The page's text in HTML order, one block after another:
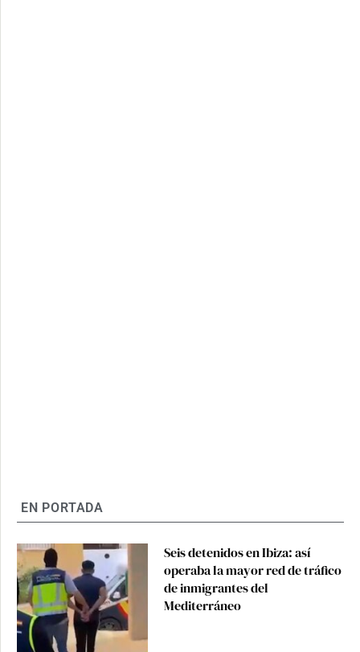
EN PORTADA
Seis detenidos en Ibiza: así
operaba la mayor red de tráfico
de inmigrantes del
Mediterráneo